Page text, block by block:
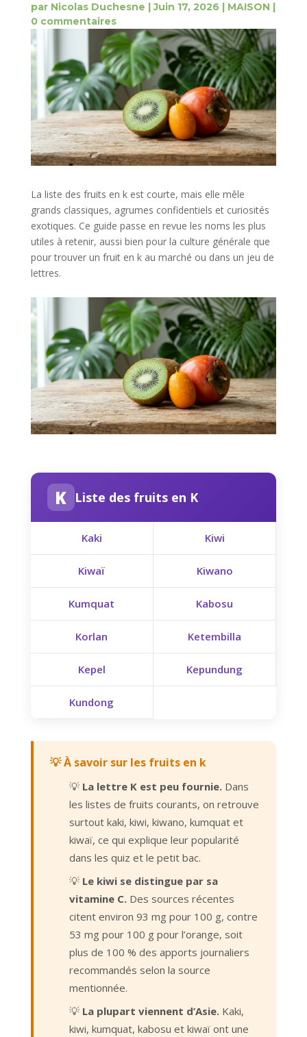
par Nicolas Duchesne |Juin 17, 2026 | MAISON |
0 commentaires
La liste des fruits en k est courte, mais elle mêle
grands classiques, agrumes confidentiels et curiosités
exotiques. Ce guide passe en revue les noms les plus
utiles à retenir, aussi bien pour la culture générale que
pour trouver un fruit en k au marché ou dans un jeu de
lettres.
K Liste des fruits en K
Kaki Kiwi
Kiwaï Kiwano
Kumquat Kabosu
Korlan Ketembilla
Kepel Kepundung
Kundong
💡 À savoir sur les fruits en k
💡 La lettre K est peu fournie.Dans
les listes de fruits courants, on retrouve
surtout kaki, kiwi, kiwano, kumquat et
kiwaï, ce qui explique leur popularité
dans les quiz et le petit bac.
💡 Le kiwi se distingue par sa
vitamine C.Des sources récentes
citent environ 93 mg pour 100 g, contre
53 mg pour 100 g pour l’orange, soit
plus de 100 % des apports journaliers
recommandés selon la source
mentionnée.
💡 La plupart viennent d’Asie.Kaki,
kiwi, kumquat, kabosu et kiwaï ont une